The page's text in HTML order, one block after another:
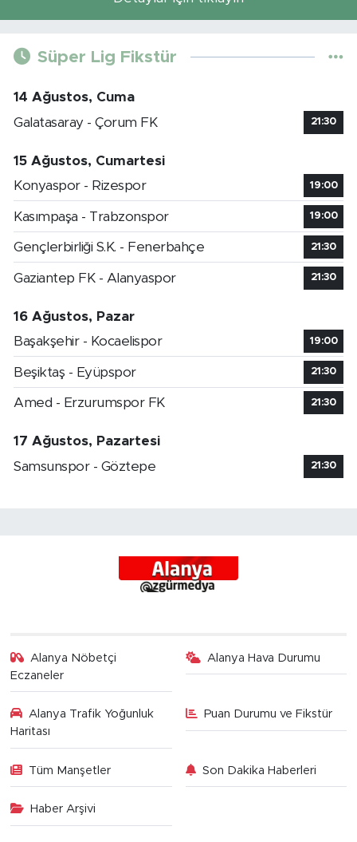
Süper Lig Fikstür
14 Ağustos, Cuma
Galatasaray - Çorum FK
21:30
15 Ağustos, Cumartesi
Konyaspor - Rizespor
19:00
Kasımpaşa - Trabzonspor 19:00
Gençlerbirliği S.K. - Fenerbahçe 21:30
Gaziantep FK - Alanyaspor 21:30
16 Ağustos, Pazar
Başakşehir - Kocaelispor
19:00
Beşiktaş - Eyüpspor 21:30
Amed - Erzurumspor FK 21:30
17 Ağustos, Pazartesi
Samsunspor - Göztepe
21:30
Alanya Nöbetçi
Eczaneler
Alanya Hava Durumu
Alanya Trafik Yoğunluk
Haritası
Puan Durumu ve Fikstür
Tüm Manşetler Son Dakika Haberleri
Haber Arşivi